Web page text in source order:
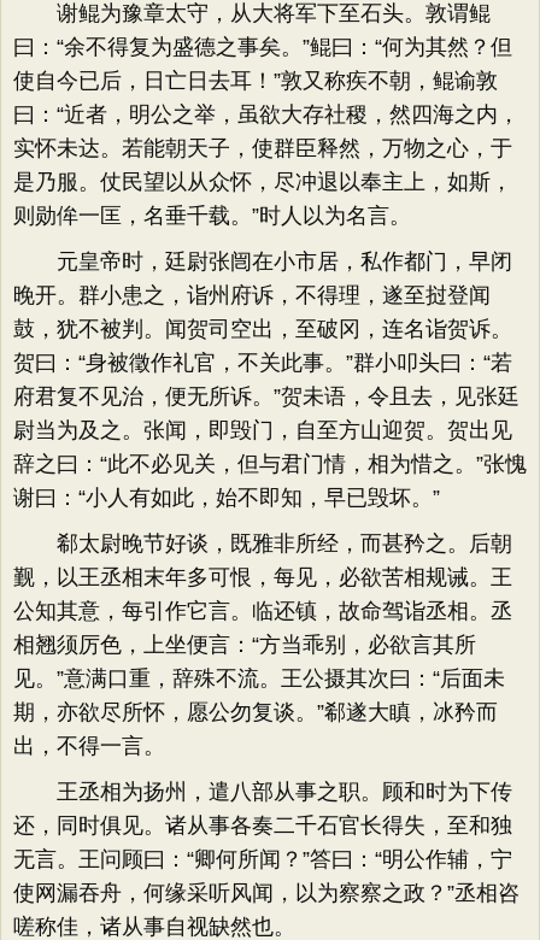
谢鲲为豫章太守，从大将军下至石头。敦谓鲲
曰：“余不得复为盛德之事矣。”鲲曰：“何为其然？但
使自今已后，日亡日去耳！”敦又称疾不朝，鲲谕敦
曰：“近者，明公之举，虽欲大存社稷，然四海之内，
实怀未达。若能朝天子，使群臣释然，万物之心，于
是乃服。仗民望以从众怀，尽冲退以奉主上，如斯，
则勋侔一匡，名垂千载。”时人以为名言。
元皇帝时，廷尉张闿在小市居，私作都门，早闭
晚开。群小患之，诣州府诉，不得理，遂至挝​登闻
鼓，犹不被判。闻贺司空出，至破冈，连名诣贺诉。
贺曰：“身被徵作礼官，不关此事。”群小叩头曰：“若
府君复不见治，便无所诉。”贺未语，令且去，见张廷
尉当为及之。张闻，即毁门，自至方山迎贺。贺出见
辞之曰：“此不必见关，但与君门情，相为惜之。”张愧
谢曰：“小人有如此，始不即知，早已毁坏。”
郗太尉晚节好谈，既雅非所经，而甚矜之。后朝
觐，以王丞相末年多可恨，每见，必欲苦相规诫。王
公知其意，每引作它言。临还镇，故命驾诣丞相。丞
相翘须厉色，上坐便言：“方当乖别，必欲言其所
见。”意满口重，辞殊不流。王公摄其次曰：“后面未
期，亦欲尽所怀，愿公勿复谈。”郗遂大瞋，冰矜而
出，不得一言。
王丞相为扬州，遣八部从事之职。顾和时为下传
还，同时俱见。诸从事各奏二千石官长得失，至和独
无言。王问顾曰：“卿何所闻？”答曰：“明公作辅，宁
使网漏吞舟，何缘采听风闻，以为察察之政？”丞相咨
嗟称佳，诸从事自视缺然也。